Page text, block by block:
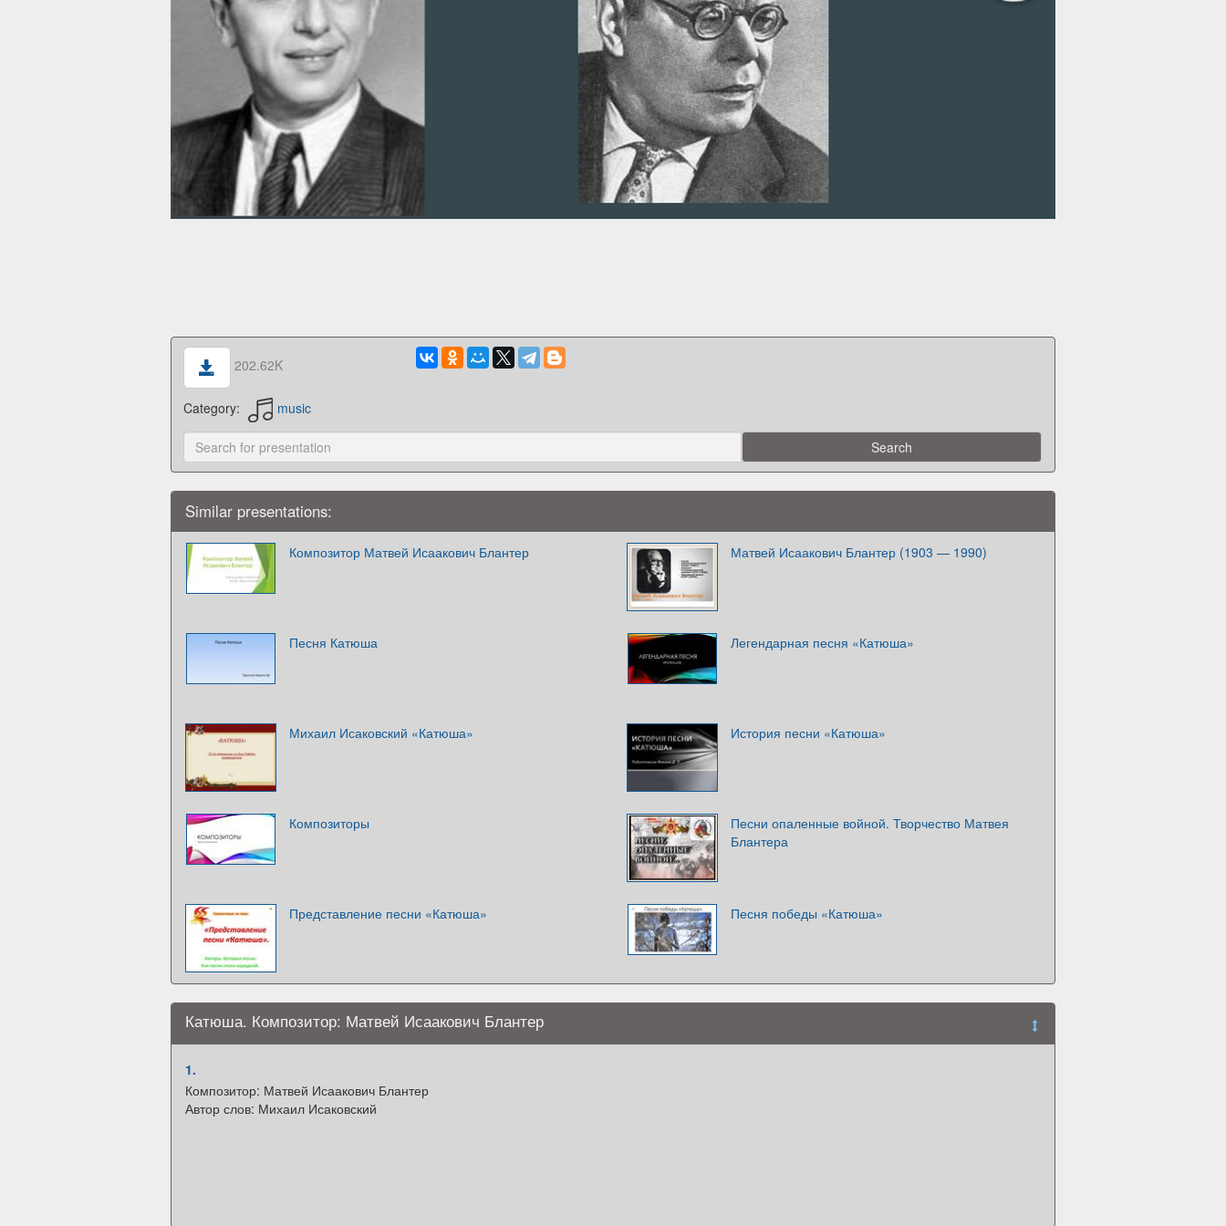
202.62K
Category: music
Similar presentations:
Композитор Матвей Исаакович Блантер Матвей Исаакович Блантер (1903 — 1990)
Песня Катюша Легендарная песня «Катюша»
Михаил Исаковский «Катюша» История песни «Катюша»
Композиторы
Песни опаленные войной. Творчество Матвея
Блантера
Представление песни «Катюша» Песня победы «Катюша»
Катюша. Композитор: Матвей Исаакович Блантер
1.
Композитор: Матвей Исаакович Блантер
Автор слов: Михаил Исаковский